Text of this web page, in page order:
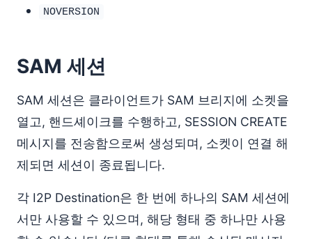
NOVERSION
SAM 세션
SAM 세션은 클라이언트가 SAM 브리지에 소켓을
열고, 핸드셰이크를 수행하고, SESSION CREATE
메시지를 전송함으로써 생성되며, 소켓이 연결 해
제되면 세션이 종료됩니다.
각 I2P Destination은 한 번에 하나의 SAM 세션에
서만 사용할 수 있으며, 해당 형태 중 하나만 사용